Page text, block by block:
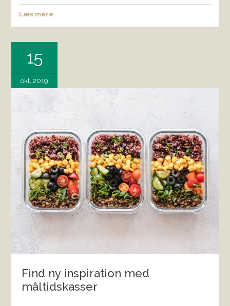
Læs mere
15
okt, 2019
Find ny inspiration med
måltidskasser